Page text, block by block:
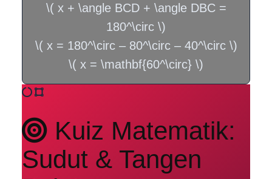
\( x + \angle BCD + \angle DBC =
180^\circ \)
\( x = 180^\circ – 80^\circ – 40^\circ \)
\( x = \mathbf{60^\circ} \)
Kuiz Matematik:
Sudut & Tangen